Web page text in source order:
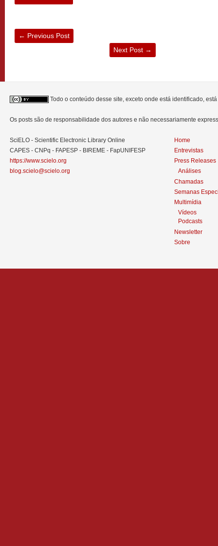
← Previous Post
Next Post →
Todo o conteúdo desse site, exceto onde está identificado,
Os posts são de responsabilidade dos autores e não necessariamente
SciELO - Scientific Electronic Library Online
CAPES - CNPq - FAPESP - BIREME - FapUNIFESP
https://www.scielo.org
blog.scielo@scielo.org
Home
Entrevistas
Press Releases
Análises
Chamadas
Semanas
Multimídia
Vídeos
Podcasts
Newsletter
Sobre